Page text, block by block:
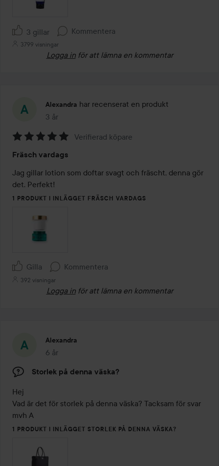
3 gillar Kommentera
3799 visningar
Logga in för att lämna en kommentar
Alexandra har recenserat en produkt
3 år
Inlägget skapades 3 år
5
av
5
Verifierad köpare
Fräsch vardags
Jag gillar lotion som doftar svagt och fräscht, denna gör
det. Perfekt!
1 PRODUKT I INLÄGGET FRÄSCH VARDAGS
Gilla Kommentera
392 visningar
Logga in för att lämna en kommentar
Alexandra
6 år
Inlägget skapades 6 år
Storlek på denna väska?
Hej
Vad är det för storlek på denna väska? Tacksam för svar
mvh A
1 PRODUKT I INLÄGGET STORLEK PÅ DENNA VÄSKA?